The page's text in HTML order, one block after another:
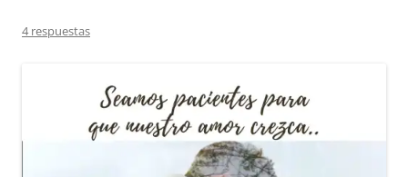
4 respuestas